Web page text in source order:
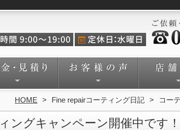
HOME Fine repairコーティング日記 コー
ングキャンペーン開催中です！